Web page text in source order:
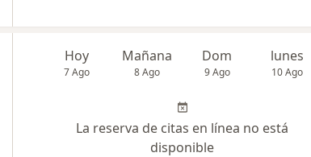
Hoy
7 Ago
Mañana
8 Ago
Dom
9 Ago
lunes
10 Ago
La reserva de citas en línea no está
disponible